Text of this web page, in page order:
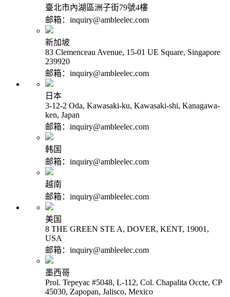
臺北市內湖區洲子街79號4樓
邮箱：inquiry@ambleelec.com
新加坡
83 Clemenceau Avenue, 15-01 UE Square, Singapore
239920
邮箱：inquiry@ambleelec.com
日本
3-12-2 Oda, Kawasaki-ku, Kawasaki-shi, Kanagawa-
ken, Japan
邮箱：inquiry@ambleelec.com
韩国
邮箱：inquiry@ambleelec.com
越南
邮箱：inquiry@ambleelec.com
美国
8 THE GREEN STE A, DOVER, KENT, 19001,
USA
邮箱：inquiry@ambleelec.com
墨西哥
Prol. Tepeyac #5048, L-112, Col. Chapalita Occte, CP
45030, Zapopan, Jalisco, Mexico